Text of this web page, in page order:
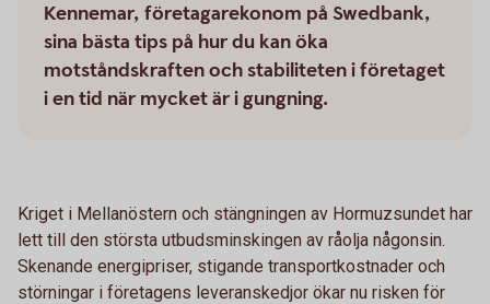
Kennemar, företagarekonom på Swedbank,
sina bästa tips på hur du kan öka
motståndskraften och stabiliteten i företaget
i en tid när mycket är i gungning.
Kriget i Mellanöstern och stängningen av Hormuzsundet har
lett till den största utbudsminskingen av råolja någonsin.
Skenande energipriser, stigande transportkostnader och
störningar i företagens leveranskedjor ökar nu risken för